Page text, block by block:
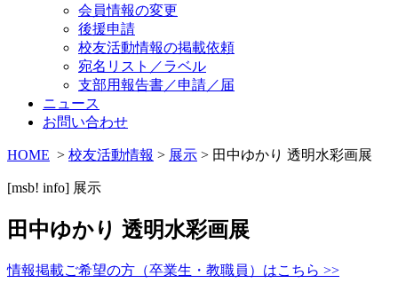
会員情報の変更
後援申請
校友活動情報の掲載依頼
宛名リスト／ラベル
支部用報告書／申請／届
ニュース
お問い合わせ
HOME > 校友活動情報 > 展示 > 田中ゆかり 透明水彩画展
[msb! info] 展示
田中ゆかり 透明水彩画展
情報掲載ご希望の方（卒業生・教職員）はこちら >>